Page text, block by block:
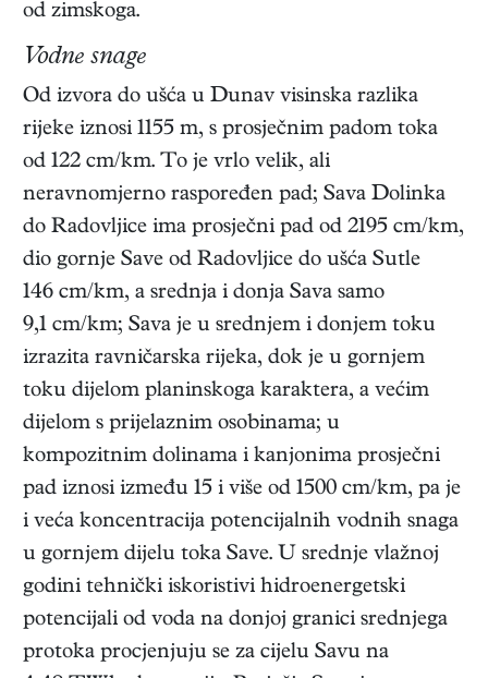
od zimskoga.
Vodne snage
Od izvora do ušća u Dunav visinska razlika
rijeke iznosi 1155 m, s prosječnim padom toka
od 122 cm/km. To je vrlo velik, ali
neravnomjerno raspoređen pad; Sava Dolinka
do Radovljice ima prosječni pad od 2195 cm/km,
dio gornje Save od Radovljice do ušća Sutle
146 cm/km, a srednja i donja Sava samo
9,1 cm/km; Sava je u srednjem i donjem toku
izrazita ravničarska rijeka, dok je u gornjem
toku dijelom planinskoga karaktera, a većim
dijelom s prijelaznim osobinama; u
kompozitnim dolinama i kanjonima prosječni
pad iznosi između 15 i više od 1500 cm/km, pa je
i veća koncentracija potencijalnih vodnih snaga
u gornjem dijelu toka Save. U srednje vlažnoj
godini tehnički iskoristivi hidroenergetski
potencijali od voda na donjoj granici srednjega
protoka procjenjuju se za cijelu Savu na